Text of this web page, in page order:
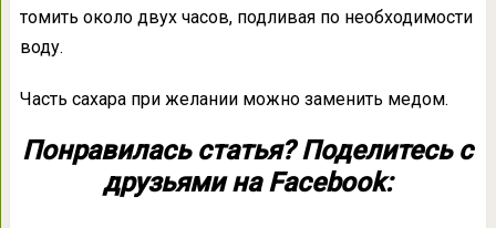
томить около двух часов, подливая по необходимости
воду.
Часть сахара при желании можно заменить медом.
Понравилась статья? Поделитесь с
друзьями на Facebook: